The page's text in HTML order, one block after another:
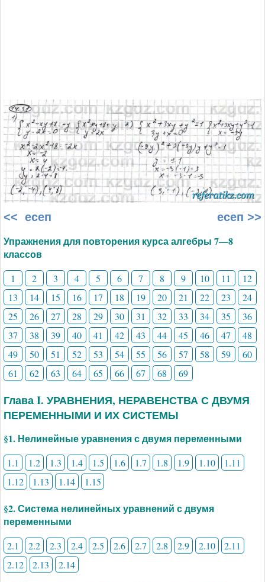
<< есеп есеп >>
Упражнения для повторения курса алгебры 7—8
классов
1 2 3 4 5 6 7 8 9 10 11
12
13
14 15 16 17 18 19 20 21 22 23
24
25
26 27 28 29 30 31 32 33 34 35
36
37
38 39 40 41 42 43 44 45 46 47
48
49
50 51 52 53 54 55 56 57 58 59
60
61
62 63 64 65 66 67 68 69
Глава I. УРАВНЕНИЯ, НЕРАВЕНСТВА С ДВУМЯ
ПЕРЕМЕННЫМИ И ИХ СИСТЕМЫ
§1. Нелинейные уравнения с двумя переменными
1.1 1.2 1.3 1.4 1.5 1.6 1.7 1.8 1.9 1.10
1.11
1.12
1.13 1.14 1.15
§2. Система нелинейных уравнений с двумя
переменными
2.1 2.2 2.3 2.4 2.5 2.6 2.7 2.8 2.9 2.10
2.11
2.12
2.13 2.14